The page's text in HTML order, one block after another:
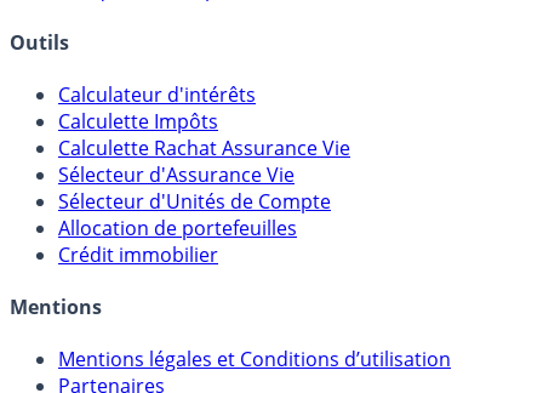
Banques & Comptes rémunérés
Outils
Calculateur d'intérêts
Calculette Impôts
Calculette Rachat Assurance Vie
Sélecteur d'Assurance Vie
Sélecteur d'Unités de Compte
Crédit immobilier
Mentions